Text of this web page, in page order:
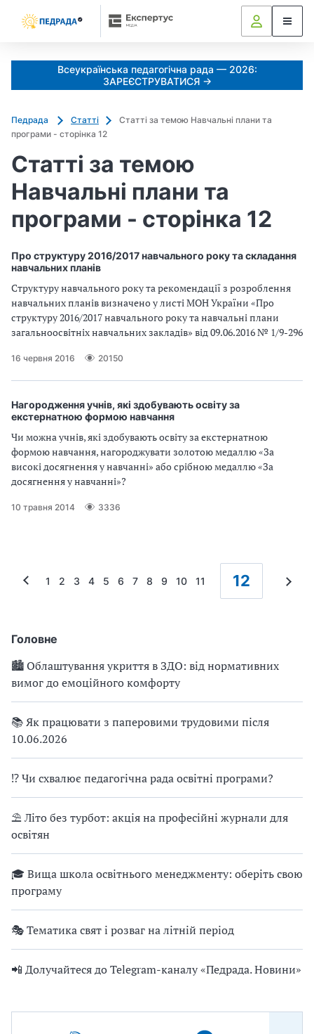
Всеукраїнська педагогічна рада — 2026:
ЗАРЕЄСТРУВАТИСЯ →
Головне
🏙 Облаштування укриття в ЗДО: від нормативних
вимог до емоційного комфорту
📚 Як працювати з паперовими трудовими після
10.06.2026
⁉ Чи схвалює педагогічна рада освітні програми?
⛱ Літо без турбот: акція на професійні журнали для
освітян
🎓 Вища школа освітнього менеджменту: оберіть свою
програму
🎭 Тематика свят і розваг на літній період
📲 Долучайтеся до Telegram-каналу «Педрада. Новини»
Педрада Статті
Статті за темою Навчальні плани та
програми - сторінка 12
Статті за темою
Навчальні плани та
програми - сторінка 12
Про структуру 2016/2017 навчального року та складання
навчальних планів
Структуру навчального року та рекомендації з розроблення
навчальних планів визначено у листі МОН України «Про
структуру 2016/2017 навчального року та навчальні плани
загальноосвітніх навчальних закладів» від 09.06.2016 № 1/9-296
16 червня 2016 20150
Нагородження учнів, які здобувають освіту за
екстернатною формою навчання
Чи можна учнів, які здобувають освіту за екстернатною
формою навчання, нагороджувати золотою медаллю «За
високі досягнення у навчанні» або срібною медаллю «За
досягнення у навчанні»?
10 травня 2014 3336
1 2 3 4 5 6 7 8 9 10 11 12